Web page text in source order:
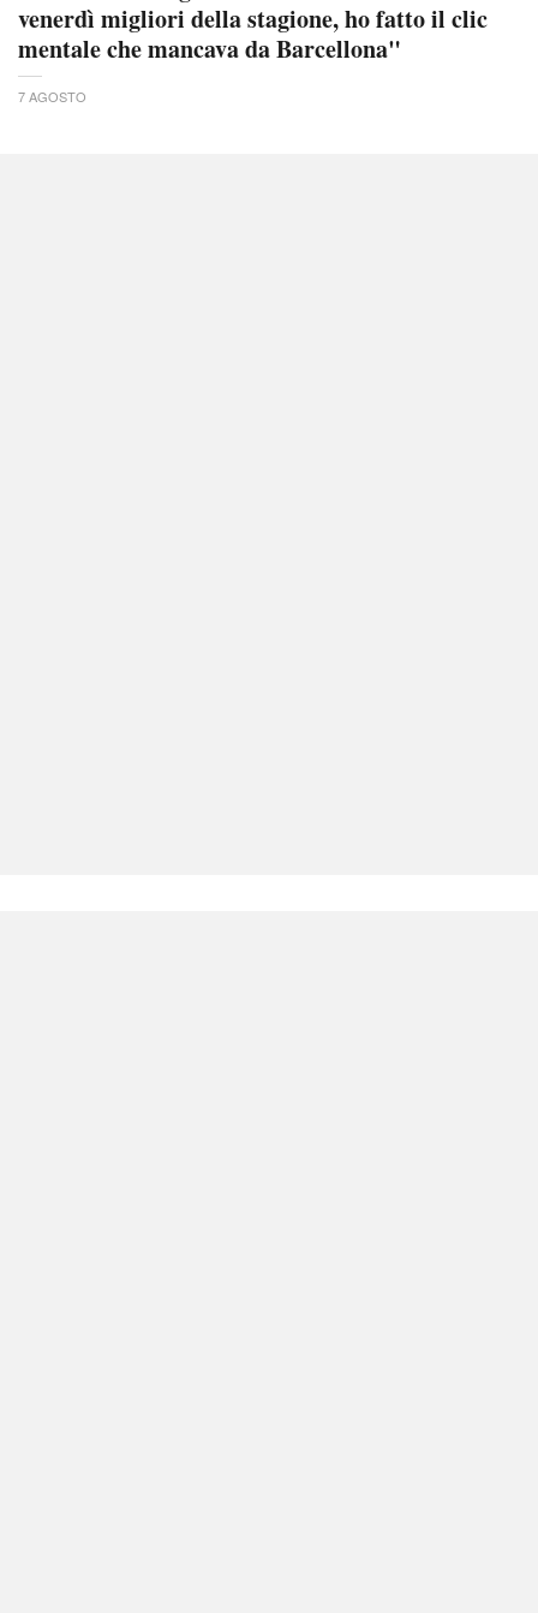
venerdì migliori della stagione, ho fatto il clic
mentale che mancava da Barcellona"
7 AGOSTO